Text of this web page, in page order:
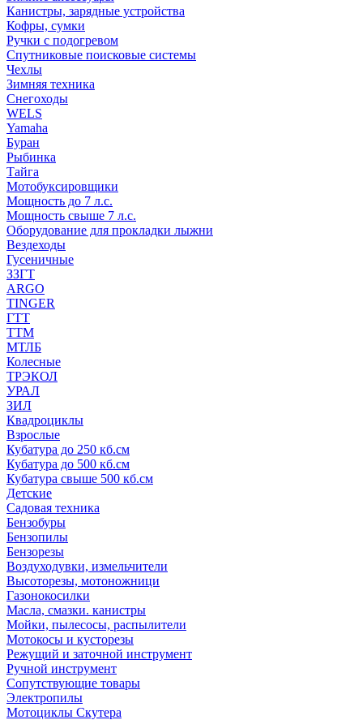
Канистры, зарядные устройства
Кофры, сумки
Ручки с подогревом
Спутниковые поисковые системы
Чехлы
Зимняя техника
Снегоходы
WELS
Yamaha
Буран
Рыбинка
Тайга
Мотобуксировщики
Мощность до 7 л.с.
Мощность свыше 7 л.с.
Оборудование для прокладки лыжни
Вездеходы
Гусеничные
ЗЗГТ
ARGO
TINGER
ГТТ
ТТМ
МТЛБ
Колесные
ТРЭКОЛ
УРАЛ
ЗИЛ
Квадроциклы
Взрослые
Кубатура до 250 кб.см
Кубатура до 500 кб.см
Кубатура свыше 500 кб.см
Детские
Садовая техника
Бензобуры
Бензопилы
Бензорезы
Воздуходувки, измельчители
Высоторезы, мотоножници
Газонокосилки
Масла, смазки. канистры
Мойки, пылесосы, распылители
Мотокосы и кусторезы
Режущий и заточной инструмент
Ручной инструмент
Сопутствующие товары
Электропилы
Мотоциклы Скутера